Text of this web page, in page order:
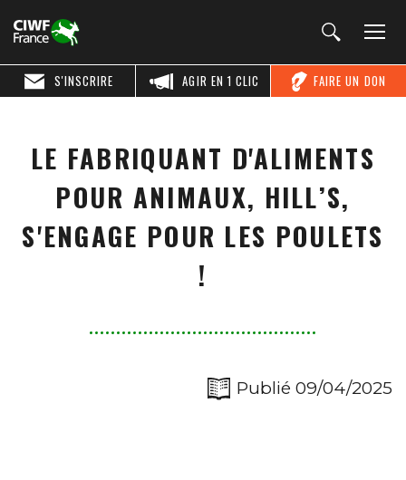
FAIRE UN DON
AGIR EN 1 CLIC
S'INSCRIRE
LE FABRIQUANT D'ALIMENTS
POUR ANIMAUX, HILL’S,
S'ENGAGE POUR LES POULETS
!
Publié 09/04/2025